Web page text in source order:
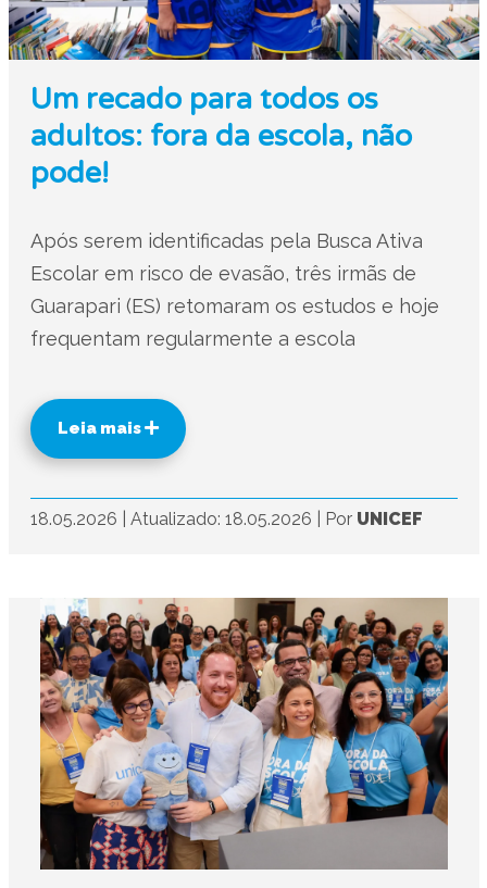
Um recado para todos os
adultos: fora da escola, não
pode!
Após serem identificadas pela Busca Ativa
Escolar em risco de evasão, três irmãs de
Guarapari (ES) retomaram os estudos e hoje
frequentam regularmente a escola
Leia mais
18.05.2026 Atualizado: 18.05.2026 Por UNICEF